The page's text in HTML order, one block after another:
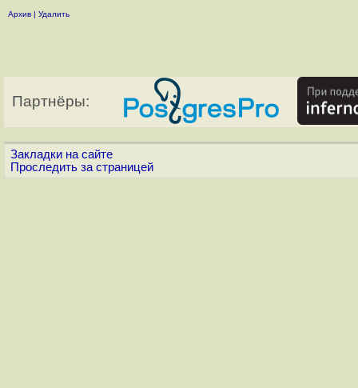
Архив | Удалить
Партнёры:
Закладки на сайте
Проследить за страницей